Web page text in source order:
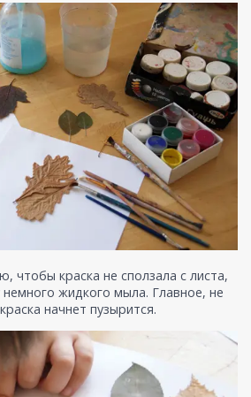
чтобы краска не сползала с листа,
жидкого мыла. Главное, не
начнет пузырится.